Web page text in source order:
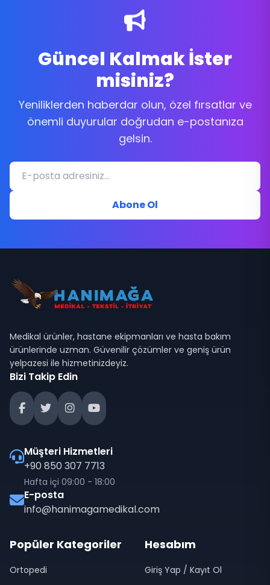
Güncel Kalmak İster
misiniz?
Yeniliklerden haberdar olun, özel fırsatlar ve
önemli duyurular doğrudan e-postanıza
gelsin.
Abone Ol
Medikal ürünler, hastane ekipmanları ve hasta bakım
ürünlerinde uzman. Güvenilir çözümler ve geniş ürün
yelpazesi ile hizmetinizdeyiz.
Bizi Takip Edin
Müşteri Hizmetleri
+90 850 307 7713
Hafta içi 09:00 - 18:00
E-posta
info@hanimagamedikal.com
Popüler Kategoriler
Ortopedi
Hesabım
Giriş Yap / Kayıt Ol